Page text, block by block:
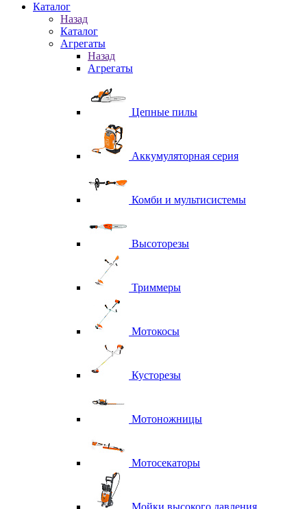
Каталог
Назад
Каталог
Агрегаты
Назад
Агрегаты
Цепные пилы
Аккумуляторная серия
Комби и мультисистемы
Высоторезы
Триммеры
Мотокосы
Кусторезы
Мотоножницы
Мотосекаторы
Мойки высокого давления